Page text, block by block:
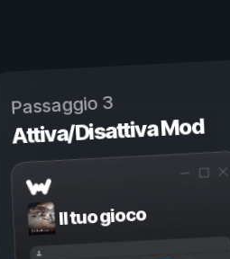
Passaggio 3
Attiva/Disattiva Mod
Il tuo gioco